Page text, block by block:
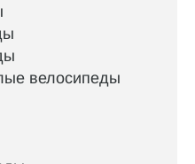
велосипеды